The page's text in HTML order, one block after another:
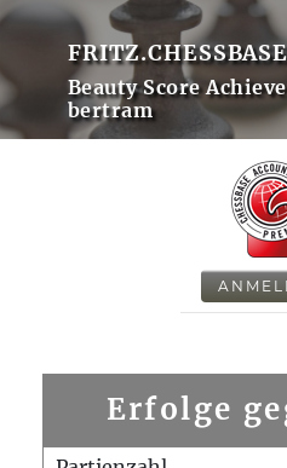
Beauty Score
bertram
Erfolge